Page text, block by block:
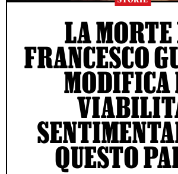
LA
FRANCESCO
MODIFICA
QUESTO